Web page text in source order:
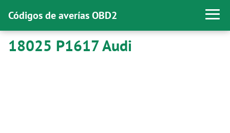
Códigos de averías OBD2
18025 P1617 Audi